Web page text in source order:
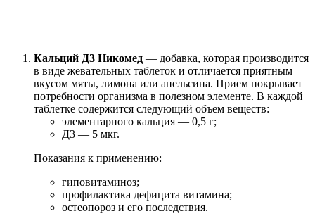
Кальций Д3 Никомед — добавка, которая производится
в виде жевательных таблеток и отличается приятным
вкусом мяты, лимона или апельсина. Прием покрывает
потребности организма в полезном элементе. В каждой
таблетке содержится следующий объем веществ:
элементарного кальция — 0,5 г;
Д3 — 5 мкг.
Показания к применению:
гиповитаминоз;
профилактика дефицита витамина;
остеопороз и его последствия.